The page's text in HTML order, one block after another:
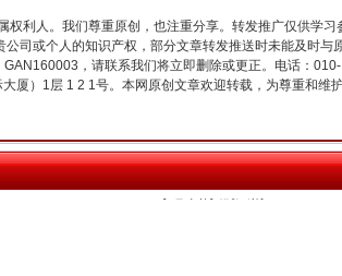
权利人。我们尊重原创，也注重分享。转发推广仅供学习
司或个人的知识产权，部分文章转发推送时未能及时与
，请联系我们将立即删除或更正。电话：010-
厦）1层 1 2 1号。本网原创文章欢迎转载，为尊重和维
习近平的“航天情”